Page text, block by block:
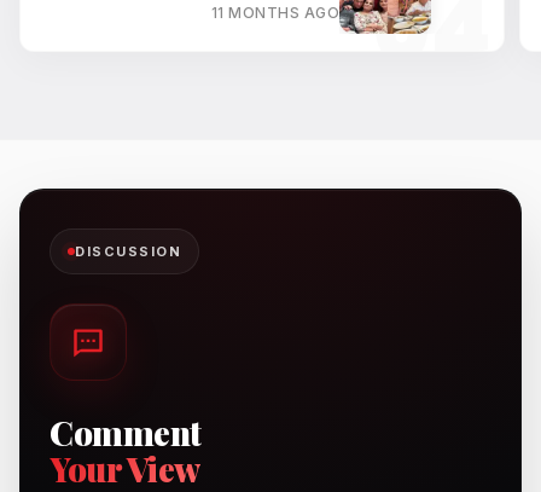
11 MONTHS AGO
DISCUSSION
Comment
Your View